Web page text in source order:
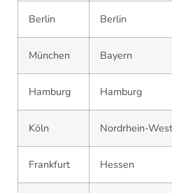
Berlin Berlin
München Bayern
Hamburg Hamburg
Köln Nordrhein-
Frankfurt Hessen